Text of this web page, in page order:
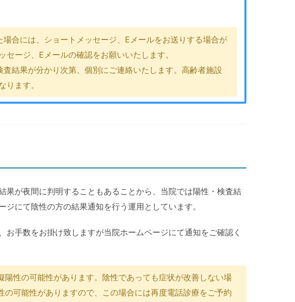
合には、ショートメッセージ、Eメールをお送りする場合が
ージ、Eメールの確認をお願いいたします。
結果が分かり次第、個別にご連絡いたします。高齢者施設
ります。
果が夜間に判明することもあることから、当院では陽性・検査結
にて陰性の方の結果通知を行う運用としています。
お手数をお掛け致しますが当院ホームページにて通知をご確認く
陽性の可能性があります。陰性であっても症状が改善しない場
可能性がありますので、この場合には再度電話診療をご予約